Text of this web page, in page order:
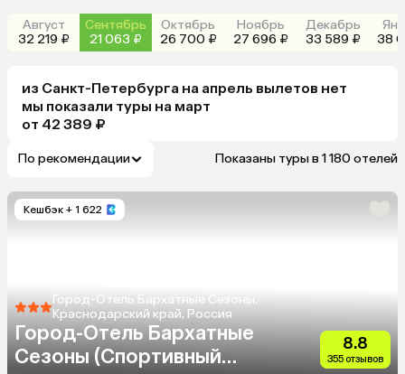
Август
32 219 ₽
Сентябрь
21 063 ₽
Октябрь
26 700 ₽
Ноябрь
27 696 ₽
Декабрь
33 589 ₽
38
из Санкт-Петербурга на апрель вылетов нет
мы показали туры на март
от 42 389 ₽
По рекомендации Показаны туры в 1 180 отелей
Кешбэк + 1 622
Город-Отель Бархатные Сезоны,
Краснодарский край, Россия
Город-Отель Бархатные
Сезоны (Спортивный
8.8
355 отзывов